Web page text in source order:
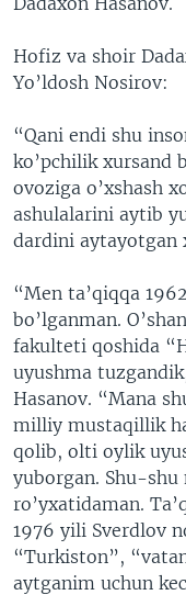
Hofiz va shoir
Yo’ldosh Nosirov:
“Qani endi shu
ko’pchilik xursand
ovoziga o’xshash
ashulalarini aytib
dardini aytayotgan
“Men ta’qiqqa
bo’lganman.
fakulteti qoshida
uyushma
Hasanov. “Mana
milliy mustaqillik
qolib, olti oylik
yuborgan. Shu-
ro’yxatidaman.
1976 yili Sverdlov
“Turkiston”,
aytganim uchun